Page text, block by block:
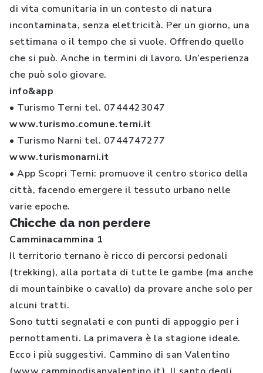
di vita comunitaria in un contesto di natura
incontaminata, senza elettricità. Per un giorno, una
settimana o il tempo che si vuole. Offrendo quello
che si può. Anche in termini di lavoro. Un’esperienza
che può solo giovare.
info&app
• Turismo Terni tel. 0744423047
www.turismo.comune.terni.it
• Turismo Narni tel. 0744747277
www.turismonarni.it
• App Scopri Terni: promuove il centro storico della
città, facendo emergere il tessuto urbano nelle
varie epoche.
Chicche da non perdere
Camminacammina 1
Il territorio ternano è ricco di percorsi pedonali
(trekking), alla portata di tutte le gambe (ma anche
di mountainbike o cavallo) da provare anche solo per
alcuni tratti.
Sono tutti segnalati e con punti di appoggio per i
pernottamenti. La primavera è la stagione ideale.
Ecco i più suggestivi. Cammino di san Valentino